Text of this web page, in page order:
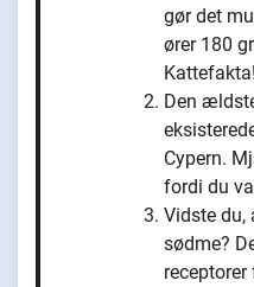
gør det
ører 180
Kattefakta!
Den
Cypern.
fordi du
Vidste du,
sødme?